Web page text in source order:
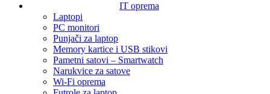
IT oprema
Laptopi
PC monitori
Punjači za laptop
Memory kartice i USB stikovi
Pametni satovi – Smartwatch
Narukvice za satove
Wi-Fi oprema